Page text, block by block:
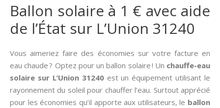
Ballon solaire à 1 € avec aide
de l’État sur L’Union 31240
Vous aimeriez faire des économies sur votre facture en
eau chaude ? Optez pour un ballon solaire ! Un chauffe-eau
solaire sur L’Union 31240est un équipement utilisant le
rayonnement du soleil pour chauffer l’eau. Surtout apprécié
pour les économies qu’il apporte aux utilisateurs, le ballon